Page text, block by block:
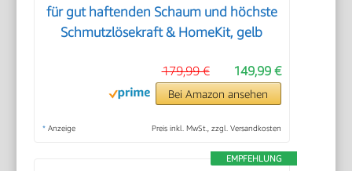
für gut haftenden Schaum und höchste
Schmutzlösekraft & HomeKit, gelb
149,99 €
179,99 €
Bei Amazon ansehen
* Anzeige Preis inkl. MwSt., zzgl. Versandkosten
EMPFEHLUNG